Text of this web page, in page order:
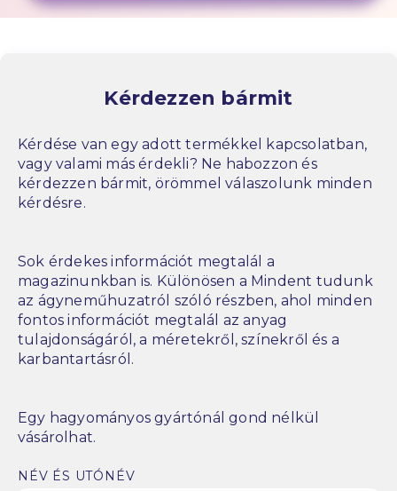
Kérdezzen bármit
Kérdése van egy adott termékkel kapcsolatban,
vagy valami más érdekli? Ne habozzon és
kérdezzen bármit, örömmel válaszolunk minden
kérdésre.
Sok érdekes információt megtalál a
magazinunkban is. Különösen a Mindent tudunk
az ágyneműhuzatról szóló részben, ahol minden
fontos információt megtalál az anyag
tulajdonságáról, a méretekről, színekről és a
karbantartásról.
Egy hagyományos gyártónál gond nélkül
vásárolhat.
NÉV ÉS UTÓNÉV